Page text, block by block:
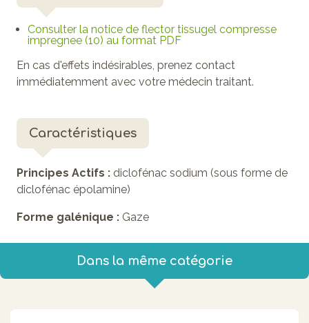
Consulter la notice de flector tissugel compresse
impregnee (10) au format PDF
En cas d'effets indésirables, prenez contact
immédiatemment avec votre médecin traitant.
Caractéristiques
Principes Actifs : diclofénac sodium (sous forme de
diclofénac épolamine)
Forme galénique : Gaze
Dans la même catégorie